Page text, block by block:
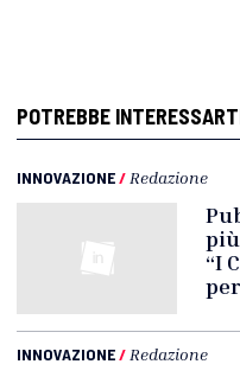
POTREBBE
INNOVAZIONE/ Redazione
“I
INNOVAZIONE/ Redazione